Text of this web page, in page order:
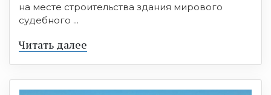
на месте строительства здания мирового
судебного ...
Читать далее